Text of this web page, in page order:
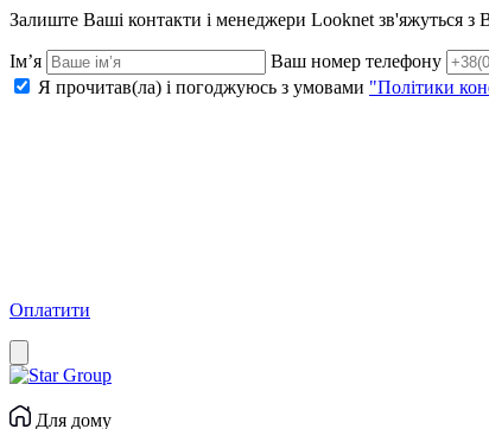
Залиште Ваші контакти і менеджери Looknet зв'яжуться
Ім’я Ваш номер телефону
Я прочитав(ла) і погоджуюсь з умовами "Політики
Оплатити
Для дому